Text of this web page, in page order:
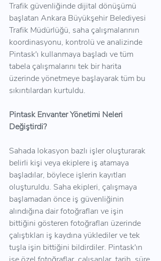
Trafik güvenliğinde dijital dönüşümü
başlatan Ankara Büyükşehir Belediyesi
Trafik Müdürlüğü, saha çalışmalarının
koordinasyonu, kontrolü ve analizinde
Pintask'ı kullanmaya başladı ve tüm
tabela çalışmalarını tek bir harita
üzerinde yönetmeye başlayarak tüm bu
sıkıntılardan kurtuldu.
Pintask Envanter Yönetimi Neleri
Değiştirdi?
Sahada lokasyon bazlı işler oluşturarak
belirli kişi veya ekiplere iş atamaya
başladılar, böylece işlerin kayıtları
oluşturuldu. Saha ekipleri, çalışmaya
başlamadan önce iş güvenliğinin
alındığına dair fotoğrafları ve işin
bittiğini gösteren fotoğrafları üzerinde
çalıştıkları iş kaydına yüklediler ve tek
tuşla işin bittiğini bildirdiler. Pintask'ın